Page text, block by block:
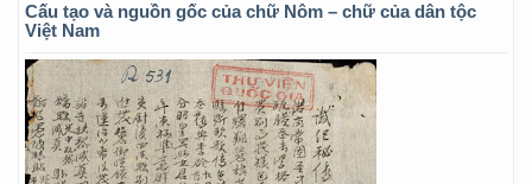
Cấu tạo và nguồn gốc của chữ Nôm – chữ của dân tộc
Việt Nam